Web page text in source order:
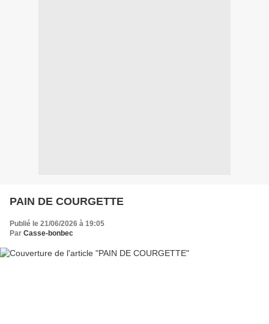
PAIN DE COURGETTE
Publié le 21/06/2026 à 19:05
Par Casse-bonbec